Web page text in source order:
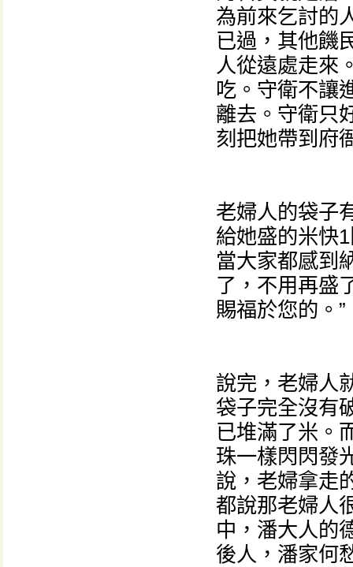
為前來乞討的
已過，其他饑
人從遠處走來
吃。守衛不讓
離去。守衛只
刻把她帶到府
老婦人的袋子
給她盛的米快
當大家都感到
了，不用再盛
賜福於您的。”
說完，老婦人
袋子完全沒有
已堆滿了米。
珠一樣閃閃發
說，老婦拿走
都說那老婦人
中，潘大人的
後人，潘家何